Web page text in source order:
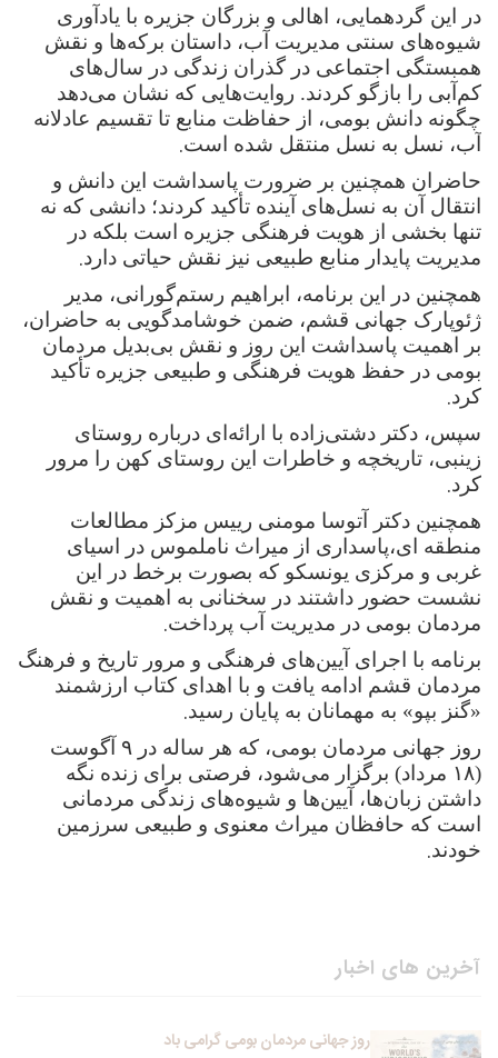
در این گردهمایی، اهالی و بزرگان جزیره با یادآوری
شیوه‌های سنتی مدیریت آب، داستان برکه‌ها و نقش
همبستگی اجتماعی در گذران زندگی در سال‌های
کم‌آبی را بازگو کردند. روایت‌هایی که نشان می‌دهد
چگونه دانش بومی، از حفاظت منابع تا تقسیم عادلانه
آب، نسل به نسل منتقل شده است.
حاضران همچنین بر ضرورت پاسداشت این دانش و
انتقال آن به نسل‌های آینده تأکید کردند؛ دانشی که نه
تنها بخشی از هویت فرهنگی جزیره است بلکه در
مدیریت پایدار منابع طبیعی نیز نقش حیاتی دارد.
همچنین در این برنامه، ابراهیم رستم‌گورانی، مدیر
ژئوپارک جهانی قشم، ضمن خوشامدگویی به حاضران،
بر اهمیت پاسداشت این روز و نقش بی‌بدیل مردمان
بومی در حفظ هویت فرهنگی و طبیعی جزیره تأکید
کرد.
سپس، دکتر دشتی‌زاده با ارائه‌ای درباره روستای
زینبی، تاریخچه و خاطرات این روستای کهن را مرور
کرد.
همچنین دکتر آتوسا مومنی رییس مزکز مطالعات
منطقه ای،پاسداری از میراث ناملموس در اسیای
غربی و مرکزی یونسکو که بصورت برخط در این
نشست حضور داشتند در سخنانی به اهمیت و نقش
مردمان بومی در مدیریت آب پرداخت.
برنامه با اجرای آیین‌های فرهنگی و مرور تاریخ و فرهنگ
مردمان قشم ادامه یافت و با اهدای کتاب ارزشمند
«گنز بپو» به مهمانان به پایان رسید.
روز جهانی مردمان بومی، که هر ساله در ۹ آگوست
(۱۸ مرداد) برگزار می‌شود، فرصتی برای زنده نگه
داشتن زبان‌ها، آیین‌ها و شیوه‌های زندگی مردمانی
است که حافظان میراث معنوی و طبیعی سرزمین
خودند.
آخرین های اخبار
روز جهانی مردمان بومی گرامی باد